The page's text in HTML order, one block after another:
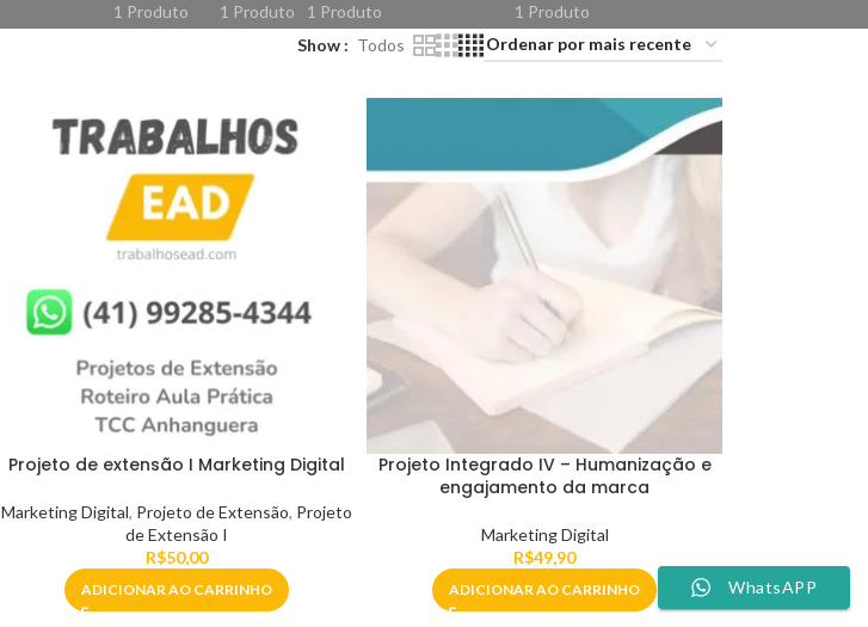
1 Produto
1 Produto
1 Produto
1 Produto
Show Todos
Projeto de extensão I Marketing Digital
Marketing Digital, Projeto de Extensão, Projeto
de Extensão I
R$50,00
ADICIONAR AO CARRINHO
Projeto Integrado IV – Humanização e
engajamento da marca
Marketing Digital
R$49,90
ADICIONAR AO CARRINHO WhatsAPP